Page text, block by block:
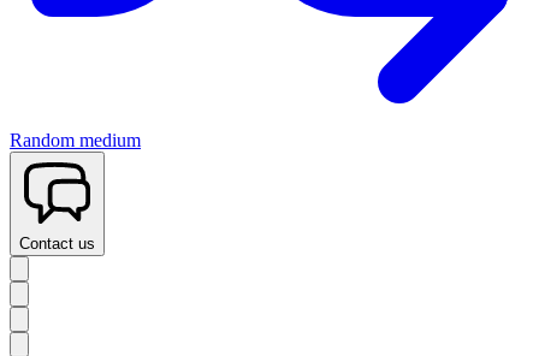
Random medium
Contact us